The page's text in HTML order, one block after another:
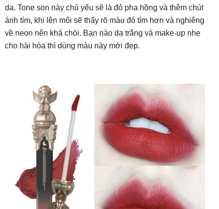
da. Tone son này chủ yếu sẽ là đỏ pha hồng và thêm chút
ánh tím, khi lên môi sẽ thấy rõ màu đỏ tím hơn và nghiêng
về neon nên khá chói. Bạn nào da trắng và make-up nhẹ
cho hài hòa thì dùng màu này mới đẹp.